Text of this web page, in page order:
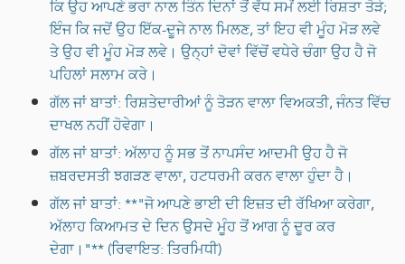
ਕਿ ਉਹ ਆਪਣੇ ਭਰਾ ਨਾਲ ਤਿੰਨ ਦਿਨਾਂ ਤੋਂ ਵੱਧ ਸਮੇਂ ਲਈ ਰਿਸ਼ਤਾ ਤੋੜੇ;
ਇੰਜ ਕਿ ਜਦੋਂ ਉਹ ਇੱਕ-ਦੂਜੇ ਨਾਲ ਮਿਲਣ, ਤਾਂ ਇਹ ਵੀ ਮੂੰਹ ਮੋੜ ਲਵੇ
ਤੇ ਉਹ ਵੀ ਮੂੰਹ ਮੋੜ ਲਵੇ। ਉਨ੍ਹਾਂ ਦੋਵਾਂ ਵਿੱਚੋਂ ਵਧੇਰੇ ਚੰਗਾ ਉਹ ਹੈ ਜੋ
ਪਹਿਲਾਂ ਸਲਾਮ ਕਰੇ।
ਗੱਲ ਜਾਂ ਬਾਤਾਂ: ਰਿਸ਼ਤੇਦਾਰੀਆਂ ਨੂੰ ਤੋੜਨ ਵਾਲਾ ਵਿਅਕਤੀ, ਜੰਨਤ ਵਿੱਚ
ਦਾਖਲ ਨਹੀਂ ਹੋਵੇਗਾ।
ਗੱਲ ਜਾਂ ਬਾਤਾਂ: ਅੱਲਾਹ ਨੂੰ ਸਭ ਤੋਂ ਨਾਪਸੰਦ ਆਦਮੀ ਉਹ ਹੈ ਜੋ
ਜ਼ਬਰਦਸਤੀ ਝਗੜਣ ਵਾਲਾ, ਹਟਧਰਮੀ ਕਰਨ ਵਾਲਾ ਹੁੰਦਾ ਹੈ।
ਗੱਲ ਜਾਂ ਬਾਤਾਂ: **"ਜੋ ਆਪਣੇ ਭਾਈ ਦੀ ਇਜ਼ਤ ਦੀ ਰੱਖਿਆ ਕਰੇਗਾ,
ਅੱਲਾਹ ਕਿਆਮਤ ਦੇ ਦਿਨ ਉਸਦੇ ਮੂੰਹ ਤੋਂ ਆਗ ਨੂੰ ਦੂਰ ਕਰ
ਦੇਗਾ।"** (ਰਿਵਾਇਤ: ਤਿਰਮਿਧੀ)